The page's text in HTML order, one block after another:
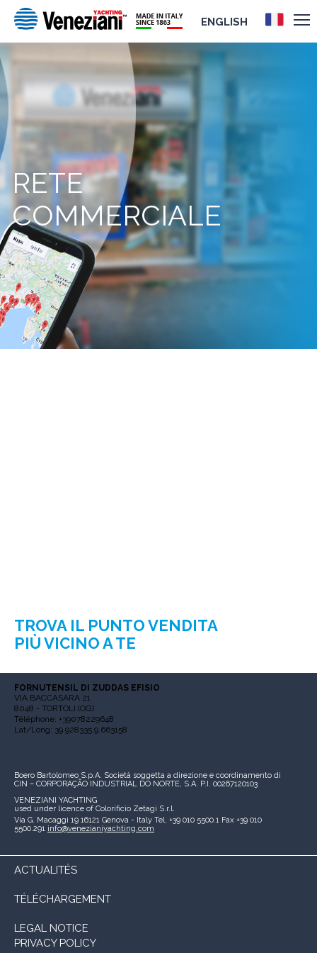
ENGLISH
RETE
COMMERCIALE
TROVA IL PUNTO VENDITA
PIÙ VICINO A TE
FORNUTENSIL DI ZUDDAS EFISIO
VIA BACCASARA 21
8048 - TORTOLI (OG)
Téléphone: +39078229648
Lat/Long: 39.928335,9.663158
Boero Bartolomeo S.p.A. Società soggetta a direzione e coordinamento di
CIN – CORPORAÇÃO INDUSTRIAL DO NORTE, S.A. P.I. 00267120103
VENEZIANI YACHTING
used under licence of Colorificio Zetagi S.r.l.
Via G. Macaggi 19 16121 Genova - Italy Tel. +39 010 5500.1 Fax +39 010
5500.291 info@venezianiyachting.com
ACTUALITÉS
TÉLÉCHARGEMENT
LEGAL NOTICE
PRIVACY POLICY